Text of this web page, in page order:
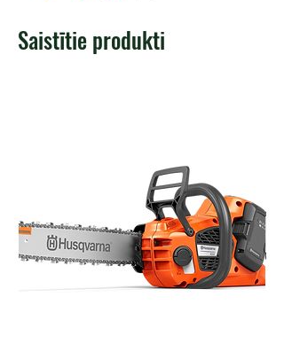
Saistītie produkti